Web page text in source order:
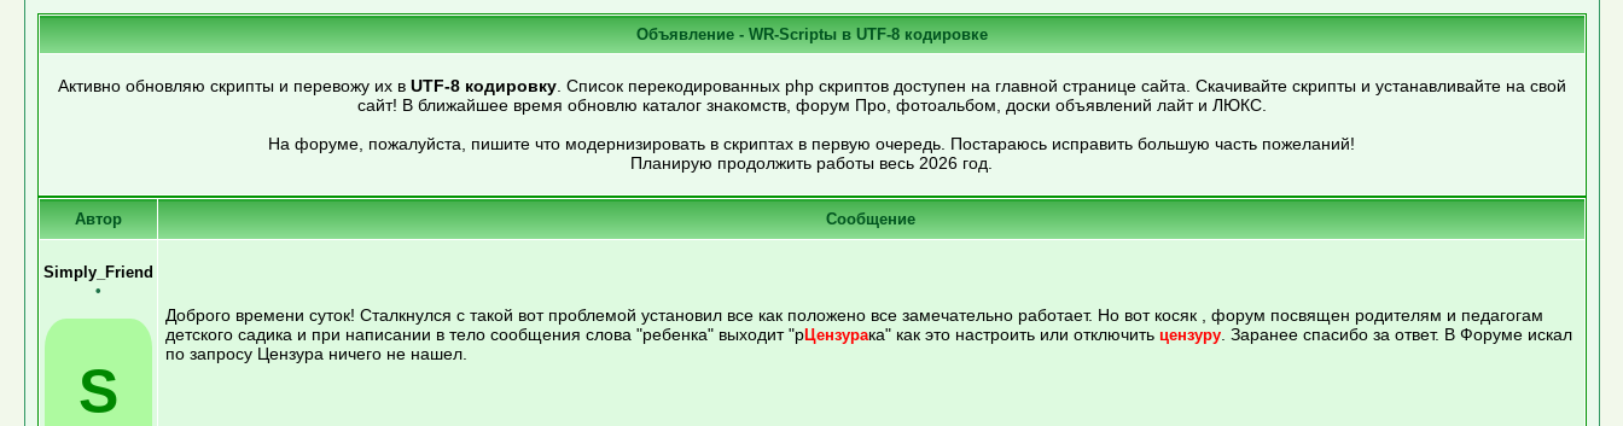
Объявление - WR-Scriptы в UTF-8 кодировке
Активно обновляю скрипты и перевожу их в UTF-8 кодировку. Список перекодированных php скриптов доступен на главной странице сайта. Скачивайте скрипты и устанавливайте на свой
сайт! В ближайшее время обновлю каталог знакомств, форум Про, фотоальбом, доски объявлений лайт и ЛЮКС.
На форуме, пожалуйста, пишите что модернизировать в скриптах в первую очередь. Постараюсь исправить большую часть пожеланий!
Планирую продолжить работы весь 2026 год.
Автор Сообщение
Simply_Friend
•
S
Доброго времени суток! Сталкнулся с такой вот проблемой установил все как положено все замечательно работает. Но вот косяк , форум посвящен родителям и педагогам
детского садика и при написании в тело сообщения слова "ребенка" выходит "рЦензурака" как это настроить или отключить цензуру. Заранее спасибо за ответ. В Форуме искал
по запросу Цензура ничего не нашел.